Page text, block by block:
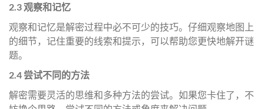
2.3 观察和记忆
观察和记忆是解密过程中必不可少的技巧。仔细观察地图上
的细节，记住重要的线索和提示，可以帮助您更快地解开谜
题。
2.4 尝试不同的方法
解密需要灵活的思维和多种方法的尝试。如果您卡住了，不